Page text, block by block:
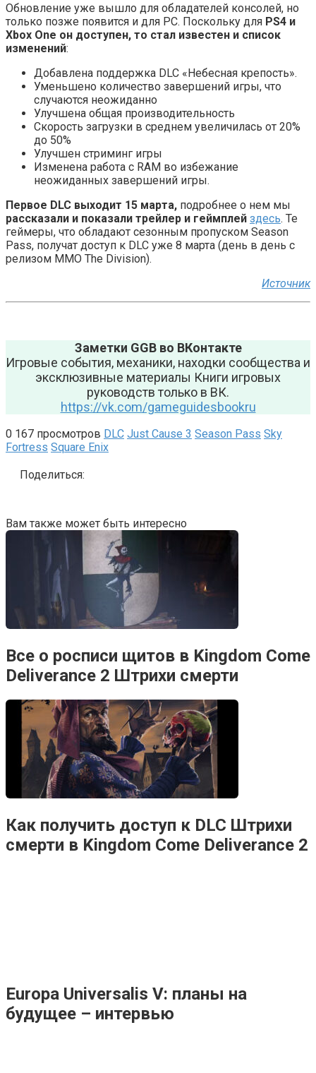
Обновление уже вышло для обладателей консолей, но
только позже появится и для РС. Поскольку для PS4 и
Xbox One он доступен, то стал известен и список
изменений:
Добавлена поддержка DLC «Небесная крепость».
Уменьшено количество завершений игры, что
случаются неожиданно
Улучшена общая производительность
Скорость загрузки в среднем увеличилась от 20%
до 50%
Улучшен стриминг игры
Изменена работа с RAM во избежание
неожиданных завершений игры.
Первое DLC выходит 15 марта, подробнее о нем мы
рассказали и показали трейлер и геймплей здесь. Те
геймеры, что обладают сезонным пропуском Season
Pass, получат доступ к DLC уже 8 марта (день в день с
релизом ММО The Division).
Источник
Заметки GGB во ВКонтакте
Игровые события, механики, находки сообщества и
эксклюзивные материалы Книги игровых
руководств только в ВК.
https://vk.com/gameguidesbookru
0 167 просмотров DLC Just Cause 3 Season Pass Sky
Fortress Square Enix
Поделиться:
Вам также может быть интересно
Все о росписи щитов в Kingdom Come
Deliverance 2 Штрихи смерти
Как получить доступ к DLC Штрихи
смерти в Kingdom Come Deliverance 2
Europa Universalis V: планы на
будущее – интервью